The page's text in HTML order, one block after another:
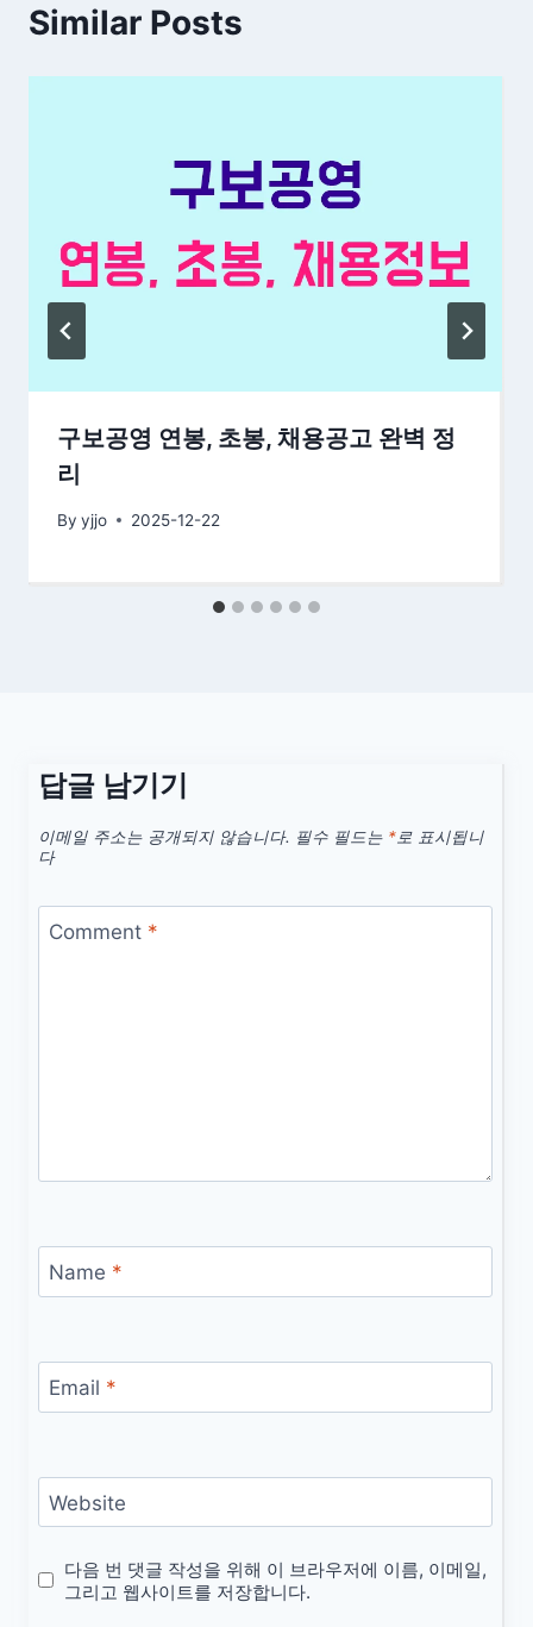
Similar Posts
구보공영 연봉, 초봉, 채용공고 완벽 정
리
By yjjo 2025-12-22
답글 남기기
이메일 주소는 공개되지 않습니다. 필수 필드는 *로 표시됩니
다
Comment *
Name *
Email *
Website
다음 번 댓글 작성을 위해 이 브라우저에 이름, 이메일,
그리고 웹사이트를 저장합니다.